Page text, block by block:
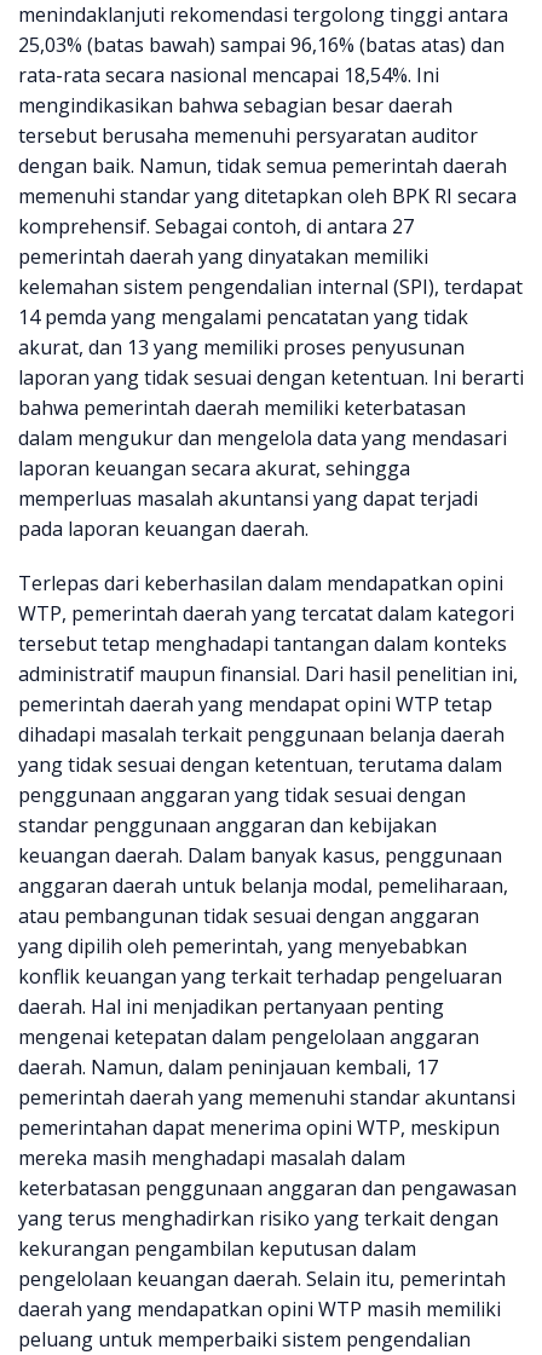
menindaklanjuti rekomendasi tergolong tinggi antara
25,03% (batas bawah) sampai 96,16% (batas atas) dan
rata-rata secara nasional mencapai 18,54%. Ini
mengindikasikan bahwa sebagian besar daerah
tersebut berusaha memenuhi persyaratan auditor
dengan baik. Namun, tidak semua pemerintah daerah
memenuhi standar yang ditetapkan oleh BPK RI secara
komprehensif. Sebagai contoh, di antara 27
pemerintah daerah yang dinyatakan memiliki
kelemahan sistem pengendalian internal (SPI), terdapat
14 pemda yang mengalami pencatatan yang tidak
akurat, dan 13 yang memiliki proses penyusunan
laporan yang tidak sesuai dengan ketentuan. Ini berarti
bahwa pemerintah daerah memiliki keterbatasan
dalam mengukur dan mengelola data yang mendasari
laporan keuangan secara akurat, sehingga
memperluas masalah akuntansi yang dapat terjadi
pada laporan keuangan daerah.
Terlepas dari keberhasilan dalam mendapatkan opini
WTP, pemerintah daerah yang tercatat dalam kategori
tersebut tetap menghadapi tantangan dalam konteks
administratif maupun finansial. Dari hasil penelitian ini,
pemerintah daerah yang mendapat opini WTP tetap
dihadapi masalah terkait penggunaan belanja daerah
yang tidak sesuai dengan ketentuan, terutama dalam
penggunaan anggaran yang tidak sesuai dengan
standar penggunaan anggaran dan kebijakan
keuangan daerah. Dalam banyak kasus, penggunaan
anggaran daerah untuk belanja modal, pemeliharaan,
atau pembangunan tidak sesuai dengan anggaran
yang dipilih oleh pemerintah, yang menyebabkan
konflik keuangan yang terkait terhadap pengeluaran
daerah. Hal ini menjadikan pertanyaan penting
mengenai ketepatan dalam pengelolaan anggaran
daerah. Namun, dalam peninjauan kembali, 17
pemerintah daerah yang memenuhi standar akuntansi
pemerintahan dapat menerima opini WTP, meskipun
mereka masih menghadapi masalah dalam
keterbatasan penggunaan anggaran dan pengawasan
yang terus menghadirkan risiko yang terkait dengan
kekurangan pengambilan keputusan dalam
pengelolaan keuangan daerah. Selain itu, pemerintah
daerah yang mendapatkan opini WTP masih memiliki
peluang untuk memperbaiki sistem pengendalian